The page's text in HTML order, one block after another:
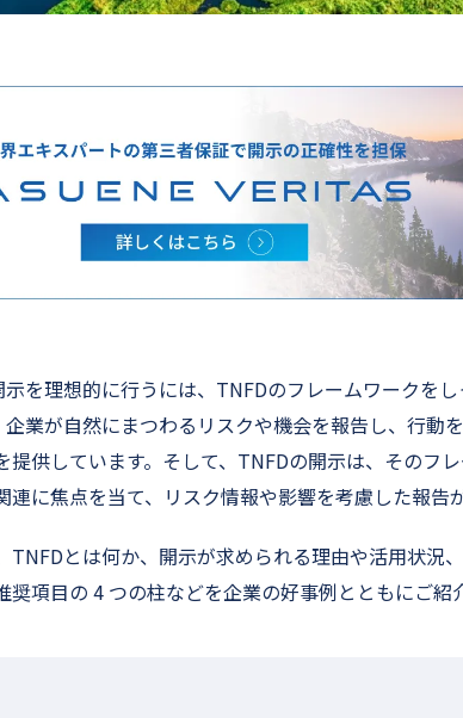
を理想的に行うには、TNFDのフレームワークをし
業が自然にまつわるリスクや機会を報告し、行動
提供しています。そして、TNFDの開示は、そのフ
連に焦点を当て、リスク情報や影響を考慮した報告
TNFDとは何か、開示が求められる理由や活用状況
奨項目の 4 つの柱などを企業の好事例とともにご紹